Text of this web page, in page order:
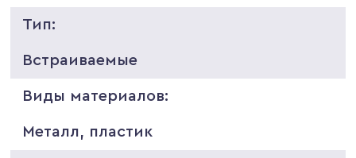
Тип:
Встраиваемые
Виды материалов:
Металл, пластик